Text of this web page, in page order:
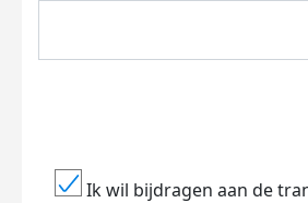
Ik wil bijdragen aan de